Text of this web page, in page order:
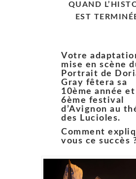
QUAND
EST
Votre
mise en scène
Portrait de
Gray fêtera sa
10ème année
6ème festival
d’Avignon au
des Lucioles.
Comment
vous ce succès